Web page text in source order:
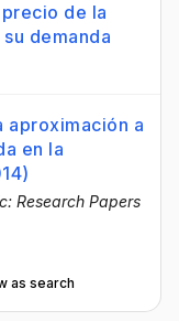
de la
demanda
aproximación a
en la
Research Papers
as search